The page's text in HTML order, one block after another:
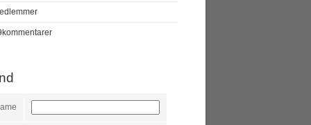
kommentarer